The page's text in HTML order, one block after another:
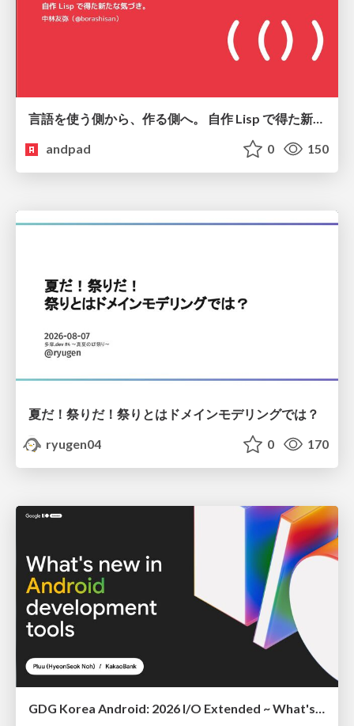
言語を使う側から、作る側へ。 自作 Lisp で得た新たな気づき。
andpad
0 150
夏だ！祭りだ！祭りとはドメインモデリングでは？
ryugen04
0 170
GDG Korea Android: 2026 I/O Extended ~ What's new in Android development tools